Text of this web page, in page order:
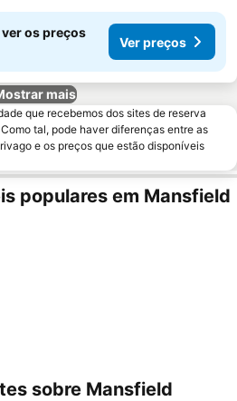
os preços
Ver preços
mais
que recebemos dos sites de reserva
tal, pode haver diferenças entre as
e os preços que estão disponíveis
populares em Mansfield
sobre Mansfield